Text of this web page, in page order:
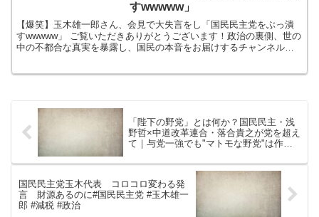
すwwwww」
【爆笑】玉木雄一郎さん、会見で大失言をし「国民民主党をぶっ潰
すwwwww」 ご覧いただきありがとうございます！政治の裏側、世の
中の不都合な真実を暴露し、国民の本音をお届けするチャンネルで
「陛下の野党」とは何か？国民民主・浅
野哲×中道改革連合・落合貴之が党を超え
て｜与党一強でも"マトモな野党"は作れ
国民民主党玉木代表 コロコロ変わる発
言 財源あるのに#国民民主党 #玉木雄一
郎 #減税 #政治